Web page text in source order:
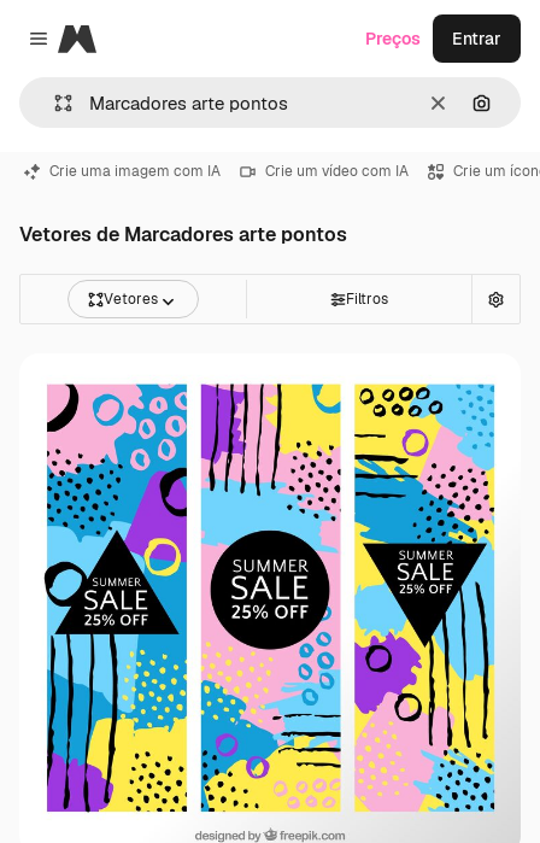
Close menu
Magnific
Limpar
Preços Entrar
Crie uma imagem com IA Crie um vídeo com IA Crie um
Vetores de Marcadores arte pontos
Vetores Filtros